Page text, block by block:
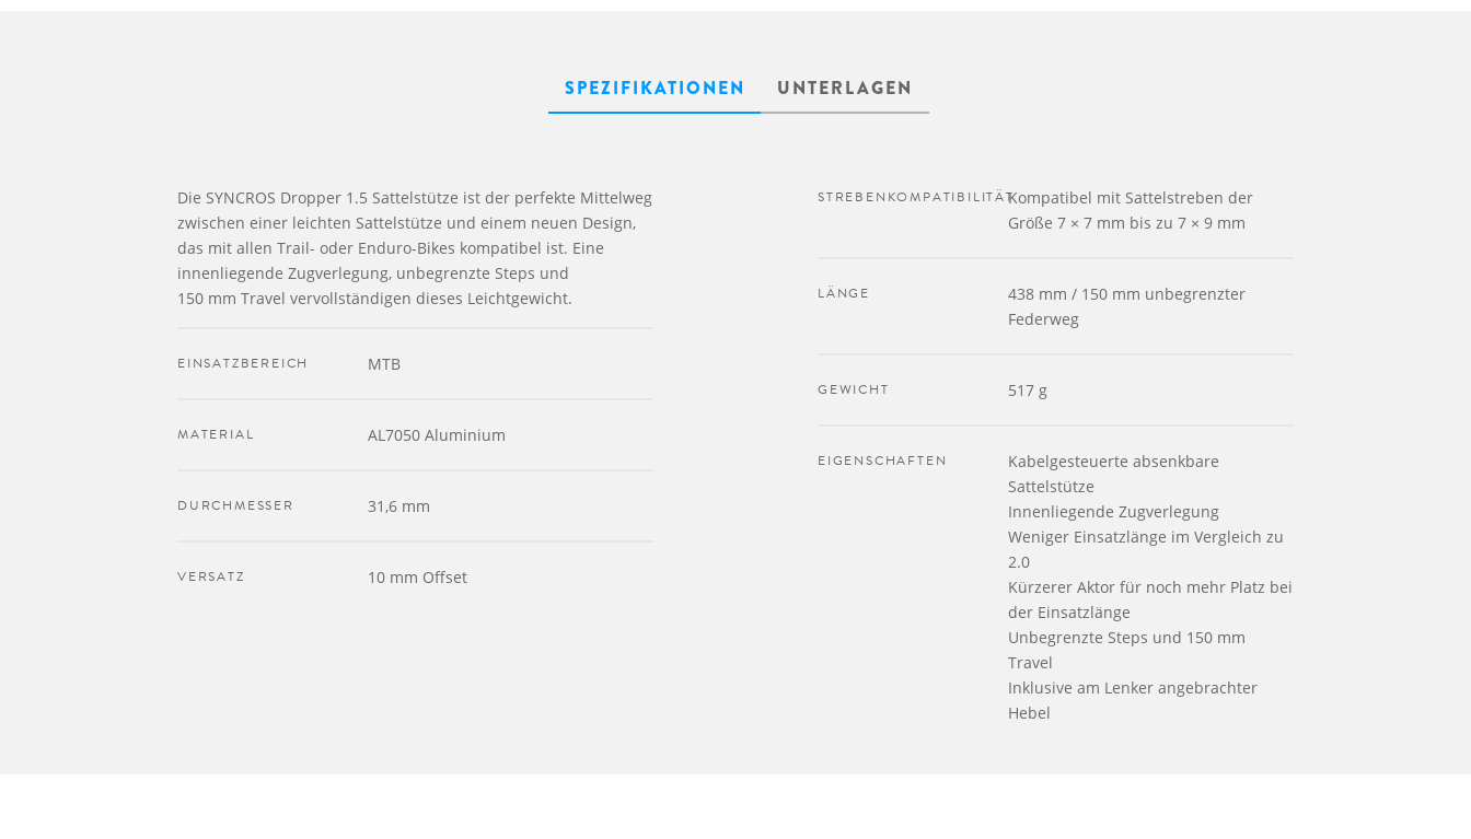
SPEZIFIKATIONEN UNTERLAGEN
Die SYNCROS Dropper 1.5 Sattelstütze ist der perfekte Mittelweg
zwischen einer leichten Sattelstütze und einem neuen Design,
das mit allen Trail- oder Enduro-Bikes kompatibel ist. Eine
innenliegende Zugverlegung, unbegrenzte Steps und
150 mm Travel vervollständigen dieses Leichtgewicht.
EINSATZBEREICH MTB
MATERIAL AL7050 Aluminium
DURCHMESSER 31,6 mm
VERSATZ 10 mm Offset
STREBENKOMPATIBILITÄTKompatibel mit Sattelstreben der
Größe 7 × 7 mm bis zu 7 × 9 mm
LÄNGE
438 mm / 150 mm unbegrenzter
Federweg
GEWICHT 517 g
EIGENSCHAFTEN
Kabelgesteuerte absenkbare
Sattelstütze
Innenliegende Zugverlegung
Weniger Einsatzlänge im Vergleich zu
2.0
Kürzerer Aktor für noch mehr Platz bei
der Einsatzlänge
Unbegrenzte Steps und 150 mm
Travel
Inklusive am Lenker angebrachter
Hebel